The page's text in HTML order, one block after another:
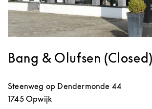
Bang & Olufsen
Steenweg op Dendermonde 44
1745 Opwijk